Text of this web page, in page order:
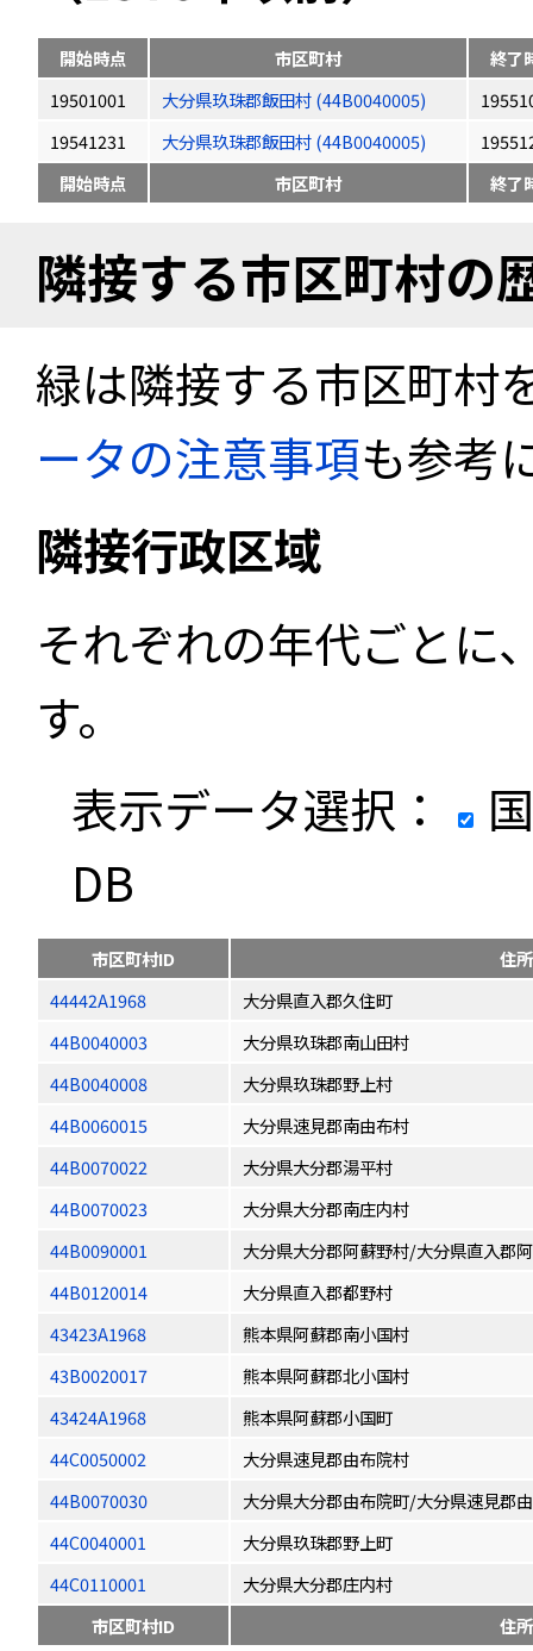
開始時点 市区町村
終了
19501001
大分県玖珠郡飯田村 (44B0040005)
19541231
大分県玖珠郡飯田村 (44B0040005)
開始時点
市区町村 終了
隣接する市区町村の
緑は隣接する市区町村
ータの注意事項も参考
隣接行政区域
それぞれの年代ごとに
す。
表示データ選択：
DB
市区町村ID
住所
44442A1968
大分県直入郡久住町
44B0040003
大分県玖珠郡南山田村
44B0040008
大分県玖珠郡野上村
44B0060015
大分県速見郡南由布村
44B0070022
大分県大分郡湯平村
44B0070023
大分県大分郡南庄内村
44B0090001
大分県大分郡阿蘇野村/大分県直入郡
44B0120014
大分県直入郡都野村
43423A1968
熊本県阿蘇郡南小国村
43B0020017
熊本県阿蘇郡北小国村
43424A1968
熊本県阿蘇郡小国町
44C0050002
大分県速見郡由布院村
44B0070030
大分県大分郡由布院町/大分県速見郡
44C0040001
大分県玖珠郡野上町
44C0110001
大分県大分郡庄内村
市区町村ID
住所